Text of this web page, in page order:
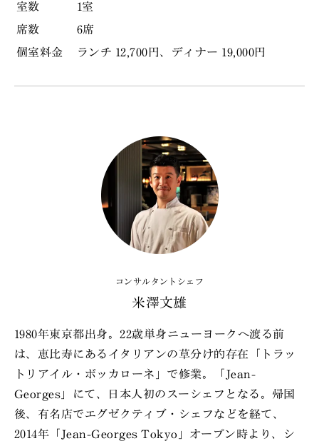
にアップグレードしたイタリア料理
「FORNI（フォルニ）」。
焼きたてのローマ風ピッツァや、香ばしく仕上
米澤シェフ監修による3つのコースをお届けい
室数
1室
席数
6席
個室料金
ランチ 12,700円、ディナー 19,000円
コンサルタントシェフ
米澤文雄
1980年東京都出身。22歳単身ニューヨークへ渡る前
は、恵比寿にあるイタリアンの草分け的存在「トラッ
トリアイル・ボッカローネ」で修業。「Jean-
Georges」にて、日本人初のスーシェフとなる。帰国
後、有名店でエグゼクティブ・シェフなどを経て、
2014年「Jean-Georges Tokyo」オープン時より、シ